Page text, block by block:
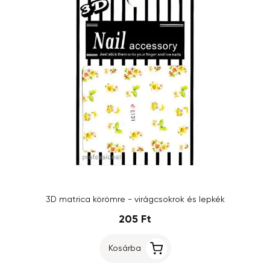
3D matrica körömre - virágcsokrok és lepkék
205 Ft
Kosárba